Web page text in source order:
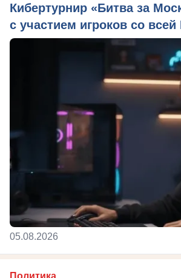
Кибертурнир «Битва за
с участием игроков со всей
05.08.2026
Политика